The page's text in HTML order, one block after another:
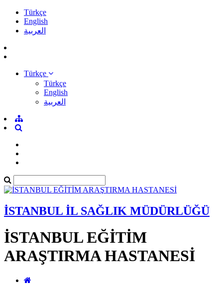
Türkçe
English
العربية
Türkçe
Türkçe
English
العربية
İSTANBUL İL SAĞLIK MÜDÜRLÜĞÜ
İSTANBUL EĞİTİM
ARAŞTIRMA HASTANESİ